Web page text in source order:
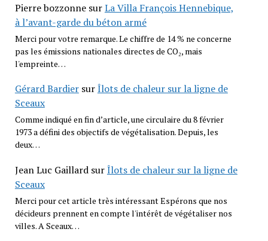
Pierre bozzonnesurLa Villa François Hennebique,
à l’avant-garde du béton armé
Merci pour votre remarque. Le chiffre de 14 % ne concerne
pas les émissions nationales directes de CO₂, mais
l'empreinte…
Gérard BardiersurÎlots de chaleur sur la ligne de
Sceaux
Comme indiqué en fin d’article, une circulaire du 8 février
1973 a défini des objectifs de végétalisation. Depuis, les
deux…
Jean Luc GaillardsurÎlots de chaleur sur la ligne de
Sceaux
Merci pour cet article très intéressant Espérons que nos
décideurs prennent en compte l'intérêt de végétaliser nos
villes. A Sceaux…